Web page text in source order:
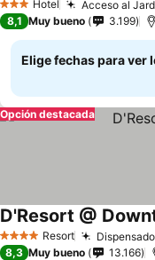
3 Estrellas
Hotel Acceso al
8,1 Muy bueno 3.199
Elige fechas para ver
Opción destacada
4 EstrellasResort
D'Resort @
8,3 Muy bueno 13.166